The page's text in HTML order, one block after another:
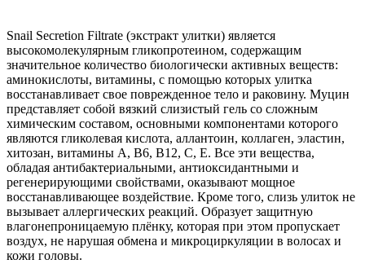
Snail Secretion Filtrate (экстракт улитки) является
высокомолекулярным гликопротеином, содержащим
значительное количество биологически активных веществ:
аминокислоты, витамины, с помощью которых улитка
восстанавливает свое поврежденное тело и раковину. Муцин
представляет собой вязкий слизистый гель со сложным
химическим составом, основными компонентами которого
являются гликолевая кислота, аллантоин, коллаген, эластин,
хитозан, витамины А, В6, В12, С, Е. Все эти вещества,
обладая антибактериальными, антиоксидантными и
регенерирующими свойствами, оказывают мощное
восстанавливающее воздействие. Кроме того, слизь улиток не
вызывает аллергических реакций. Образует защитную
влагонепроницаемую плёнку, которая при этом пропускает
воздух, не нарушая обмена и микроциркуляции в волосах и
кожи головы.